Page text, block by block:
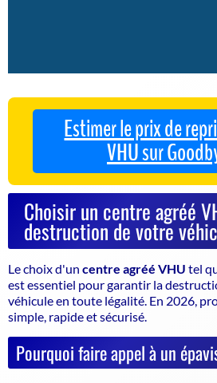
Estimer le prix de
VHU sur
Choisir un centre agréé
destruction de votre
Le choix d'un centre agréé VHU tel
est essentiel pour garantir la
véhicule en toute légalité. En 2026,
simple, rapide et sécurisé.
Pourquoi faire appel à un